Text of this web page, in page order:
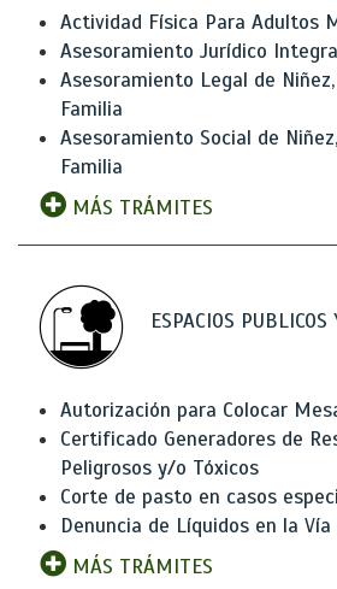
Actividad Física Para Adultos
Asesoramiento Jurídico
Asesoramiento Legal de
Familia
Asesoramiento Social de
Familia
MÁS TRÁMITES
ESPACIOS
Autorización para Colocar
Certificado Generadores de
Peligrosos y/o Tóxicos
Corte de pasto en casos
Denuncia de Líquidos en la Vía
MÁS TRÁMITES